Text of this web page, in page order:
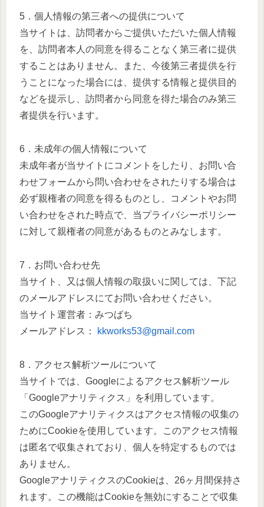
5．個人情報の第三者への提供について
当サイトは、訪問者からご提供いただいた個人情報
を、訪問者本人の同意を得ることなく第三者に提供
することはありません。また、今後第三者提供を行
うことになった場合には、提供する情報と提供目的
などを提示し、訪問者から同意を得た場合のみ第三
者提供を行います。
6．未成年の個人情報について
未成年者が当サイトにコメントをしたり、お問い合
わせフォームから問い合わせをされたりする場合は
必ず親権者の同意を得るものとし、コメントやお問
い合わせをされた時点で、当プライバシーポリシー
に対して親権者の同意があるものとみなします。
7．お問い合わせ先
当サイト、又は個人情報の取扱いに関しては、下記
のメールアドレスにてお問い合わせください。
当サイト運営者：みつばち
メールアドレス：
kkworks53@gmail.com
8．アクセス解析ツールについて
当サイトでは、Googleによるアクセス解析ツール
「Googleアナリティクス」を利用しています。
このGoogleアナリティクスはアクセス情報の収集の
ためにCookieを使用しています。このアクセス情報
は匿名で収集されており、個人を特定するものでは
ありません。
GoogleアナリティクスのCookieは、26ヶ月間保持さ
れます。この機能はCookieを無効にすることで収集